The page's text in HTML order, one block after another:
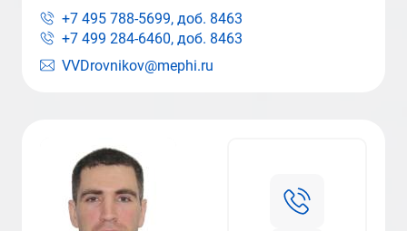
VVDrovnikov@mephi.ru
+7 495 788-5699, доб. 8463
+7 499 284-6460, доб. 8463